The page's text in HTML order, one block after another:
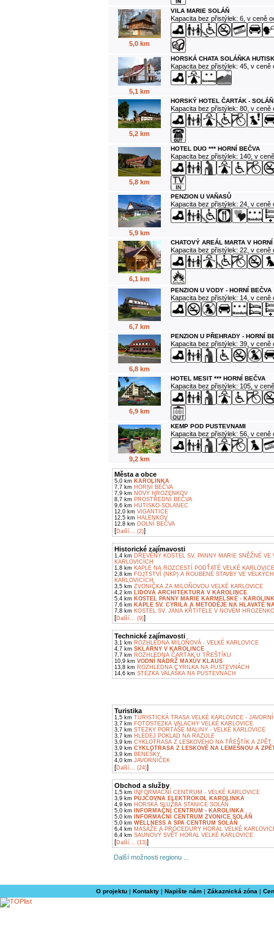
5,0 km
VILA MARIE SOLÁŇ
Kapacita bez přistýlek: 6, v ceně
5,1 km
HORSKÁ CHATA SOLÁŇKA
Kapacita bez přistýlek: 45, v ceně
5,2 km
HORSKÝ HOTEL ČARTÁK - SOLÁŇ
Kapacita bez přistýlek: 80, v ceně
5,8 km
HOTEL DUO *** HORNÍ BEČVA
Kapacita bez přistýlek: 140, v
5,9 km
PENZION U VAŇASŮ
Kapacita bez přistýlek: 24, v ceně
6,1 km
CHATOVÝ AREÁL MARTA V
Kapacita bez přistýlek: 22, v ceně
6,7 km
PENZION U VODY - HORNÍ BEČVA
Kapacita bez přistýlek: 14, v ceně
6,8 km
PENZION U PŘEHRADY - HORNÍ
Kapacita bez přistýlek: 39, v ceně
6,9 km
HOTEL MESIT *** HORNÍ BEČVA
Kapacita bez přistýlek: 105, v
9,2 km
KEMP POD PUSTEVNAMI
Kapacita bez přistýlek: 56, v ceně
Města a obce
5,0 km KAROLINKA
7,7 km HORNÍ BEČVA
7,9 km NOVÝ HROZENKOV
8,7 km PROSTŘEDNÍ BEČVA
9,6 km HUTISKO-SOLANEC
12,0 km VIGANTICE
12,5 km HALENKOV
12,8 km DOLNÍ BEČVA
[Další... (2)]
Historické zajímavosti
1,4 km DŘEVĚNÝ KOSTEL SV. PANNY MARIE SNĚŽNÉ VE
KARLOVICÍCH
1,8 km KAPLE NA ROZCESTÍ PODŤATÉ VELKÉ KARLOVICE
2,8 km FOJTSTVÍ (NKP) A ROUBENÉ STAVBY VE VELKÝCH
KARLOVICÍCH
3,5 km ZVONIČKA ZA MILOŇOVOU VELKÉ KARLOVICE
4,2 km LIDOVÁ ARCHITEKTURA V KAROLINCE
5,4 km KOSTEL PANNY MARIE KARMELSKÉ -
7,6 km KAPLE SV. CYRILA A METODĚJE NA HLAVATÉ
7,8 km KOSTEL SV. JANA KŘTITELE V NOVÉM
[Další... (9)]
Technické zajímavosti
3,1 km ROZHLEDNA MILOŇOVÁ - VELKÉ KARLOVICE
4,7 km SKLÁRNY V KAROLINCE
7,7 km ROZHLEDNA ČARTÁK U TŘEŠTÍKU
10,9 km VODNÍ NÁDRŽ MAXŮV KLAUS
13,8 km ROZHLEDNA CYRILKA NA PUSTEVNÁCH
14,6 km STEZKA VALAŠKA NA PUSTEVNÁCH
Turistika
1,5 km TURISTICKÁ TRASA VELKÉ KARLOVICE -
3,7 km FOTOSTEZKA VALACHY VELKÉ KARLOVICE
3,7 km STEZKY PORTÁŠE MALINY - VELKÉ KARLOVICE
3,7 km HLEDEJ POKLAD NA RAZULE
3,9 km CYKLOTRASA Z LESKOVÉHO NA TŘEŠTÍK A ZPĚT
3,9 km CYKLOTRASA Z LESKOVÉ NA LEMEŠNOU A
3,9 km BENEŠKY
4,0 km JAVORNÍČEK
[Další... (24)]
Obchod a služby
1,5 km INFORMAČNÍ CENTRUM - VELKÉ KARLOVICE
3,9 km PŮJČOVNA ELEKTROKOL KAROLINKA
4,9 km HORSKÁ SLUŽBA STANICE SOLÁŇ
5,0 km
INFORMAČNÍ CENTRUM - KAROLINKA
5,0 km
INFORMAČNÍ CENTRUM ZVONICE SOLÁŇ
5,0 km WELLNESS A SPA CENTRUM SOLÁŇ
6,4 km MASÁŽE A PROCEDURY HORAL VELKÉ
6,4 km SAUNOVÝ SVĚT HORAL VELKÉ KARLOVICE
[Další... (13)]
Další možnosti regionu ...
O projektu| Kontakty| Napište nám| Zákaznická zóna |